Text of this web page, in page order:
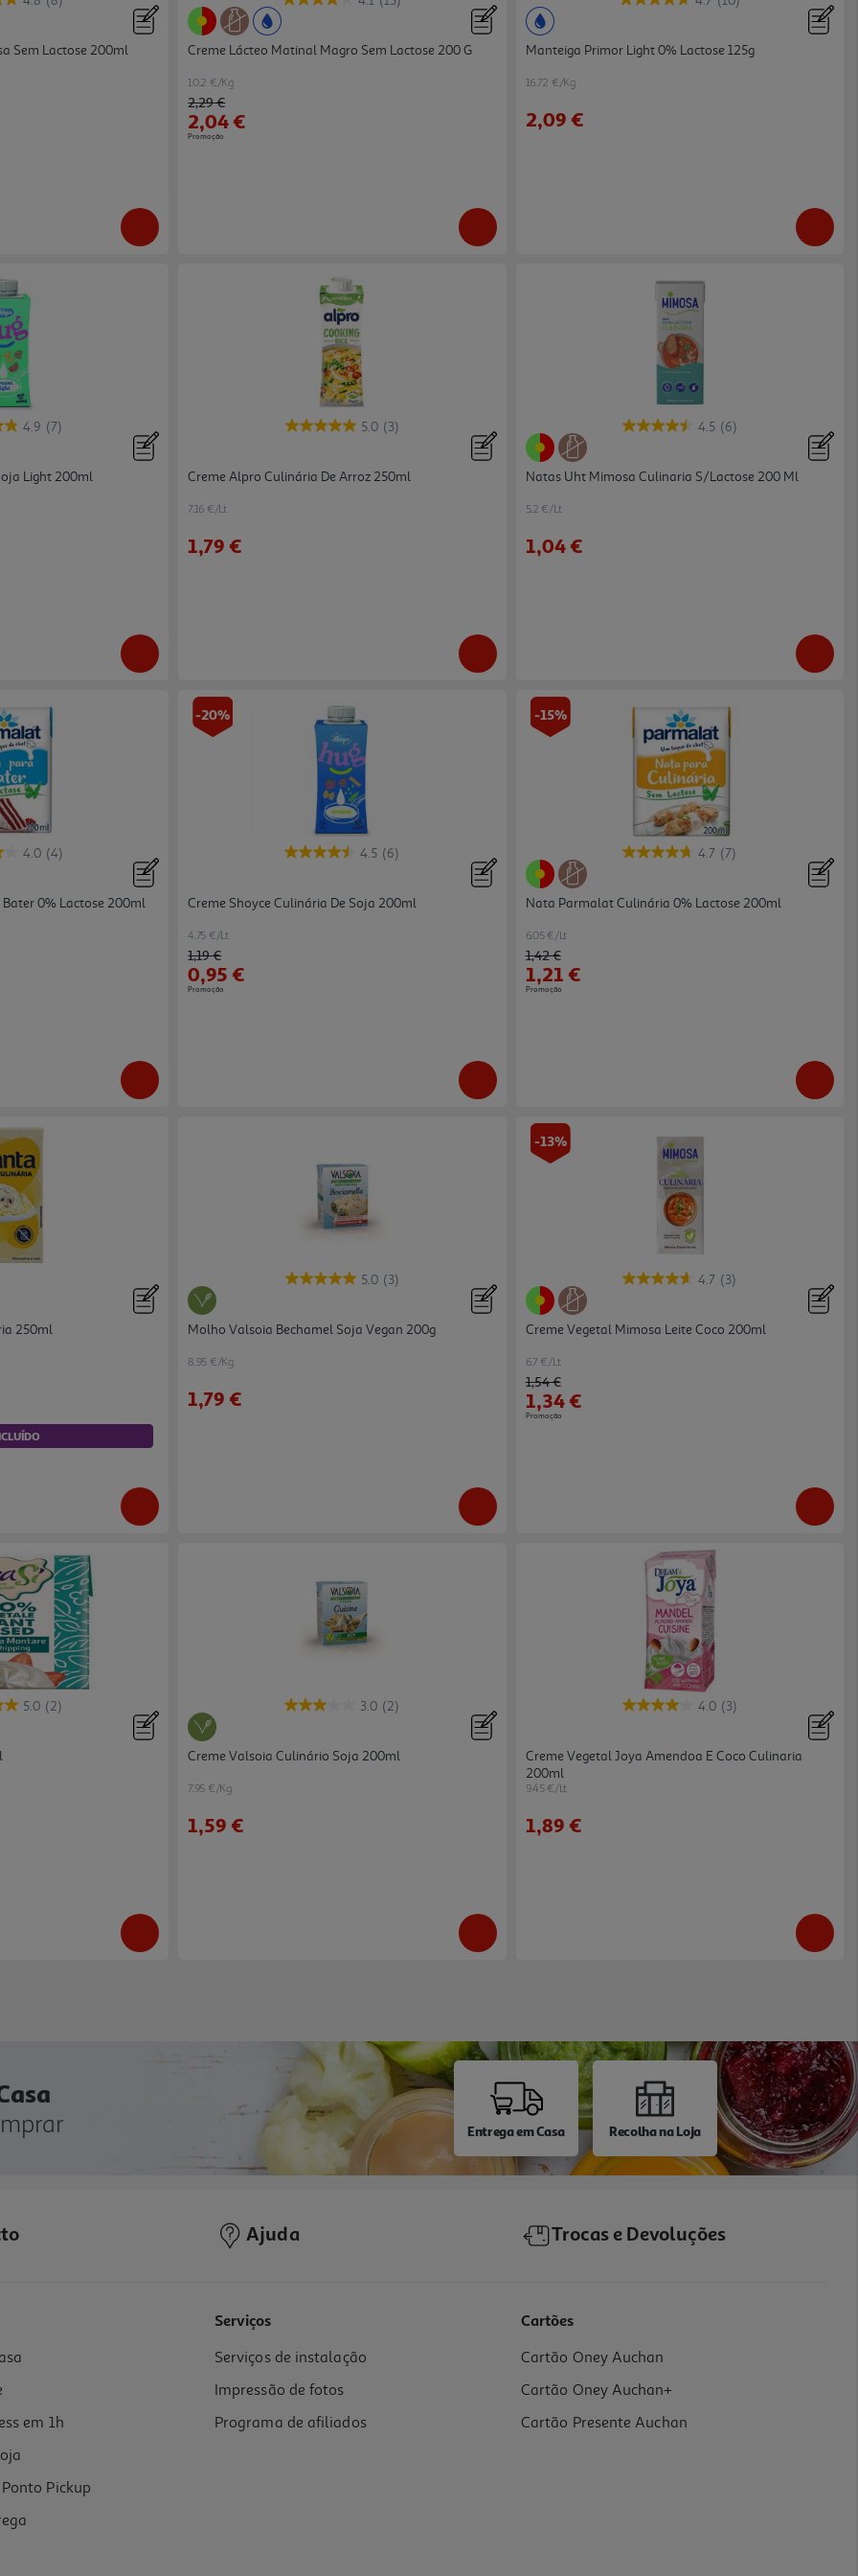
Sem Lactose 200ml Creme Lácteo Matinal Magro Sem Lactose 200 G
10.2 €/Kg
Price reduced from
2,29 €to
2,04 €
Promoção
Manteiga Primor Light 0% Lactose 125g
16.72 €/Kg
2,09 €
4.9 (7)
Light 200ml
5.0 (3)
Creme Alpro Culinária De Arroz 250ml
7.16 €/Lt
1,79 €
4.5 (6)
Natas Uht Mimosa Culinaria S/lactose 200 Ml
5.2 €/Lt
1,04 €
4.0 (4)
0% Lactose 200ml
-20%
4.5 (6)
Creme Shoyce Culinária De Soja 200ml
4.75 €/Lt
Price reduced from
1,19 €to
0,95 €
Promoção
-15%
4.7 (7)
Nata Parmalat Culinária 0% Lactose 200ml
6.05 €/Lt
Price reduced from
1,42 €to
1,21 €
Promoção
250ml
5.0 (3)
Molho Valsoia Bechamel Soja Vegan 200g
8.95 €/Kg
1,79 €
-13%
4.7 (3)
Creme Vegetal Mimosa Leite Coco 200ml
6.7 €/Lt
Price reduced from
1,54 €to
1,34 €
Promoção
5.0 (2) 3.0 (2)
Creme Valsoia Culinário Soja 200ml
7.95 €/Kg
1,59 €
4.0 (3)
Creme Vegetal Joya Amendoa E Coco Culinaria
200ml
9.45 €/Lt
1,89 €
Entrega em Casa Recolha na Loja
Ajuda Trocas e Devoluções
em 1h
Pickup
Serviços
Serviços de instalação
Impressão de fotos
Programa de afiliados
Cartões
Cartão Oney Auchan
Cartão Oney Auchan+
Cartão Presente Auchan